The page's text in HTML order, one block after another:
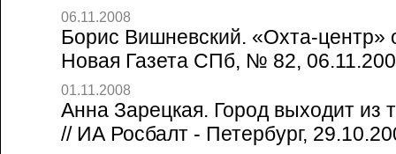
06.11.2008
Борис Вишневский. «Охта-центр»
Новая Газета СПб, № 82,
01.11.2008
Анна Зарецкая. Город выходит из
// ИА Росбалт - Петербург,